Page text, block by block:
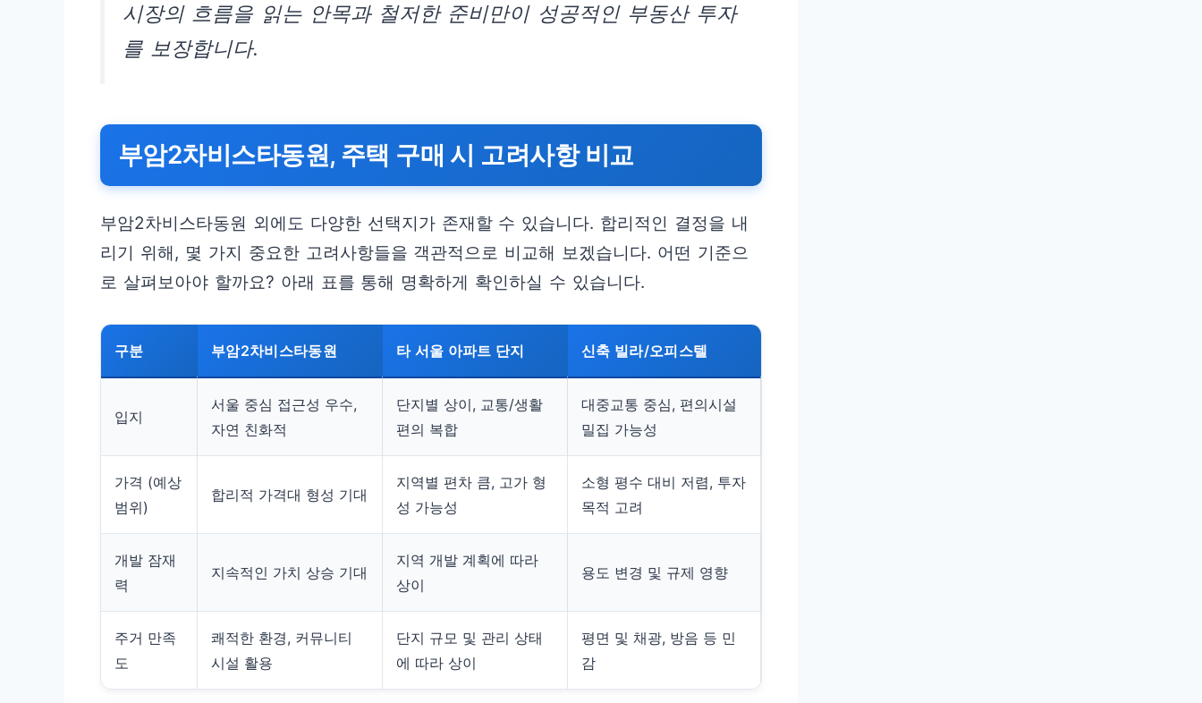
시장의 흐름을 읽는 안목과 철저한 준비만이 성공적인 부동산 투자
를 보장합니다.
부암2차비스타동원, 주택 구매 시 고려사항 비교
부암2차비스타동원 외에도 다양한 선택지가 존재할 수 있습니다. 합리적인 결정을 내
리기 위해, 몇 가지 중요한 고려사항들을 객관적으로 비교해 보겠습니다. 어떤 기준으
로 살펴보아야 할까요? 아래 표를 통해 명확하게 확인하실 수 있습니다.
구분 부암2차비스타동원 타 서울 아파트 단지 신축 빌라/오피스텔
입지
서울 중심 접근성 우수,
자연 친화적
단지별 상이, 교통/생활
편의 복합
대중교통 중심, 편의시설
밀집 가능성
가격 (예상
범위)
합리적 가격대 형성 기대
지역별 편차 큼, 고가 형
성 가능성
소형 평수 대비 저렴, 투자
목적 고려
개발 잠재
력
지속적인 가치 상승 기대
지역 개발 계획에 따라
상이
용도 변경 및 규제 영향
주거 만족
도
쾌적한 환경, 커뮤니티
시설 활용
단지 규모 및 관리 상태
에 따라 상이
평면 및 채광, 방음 등 민
감